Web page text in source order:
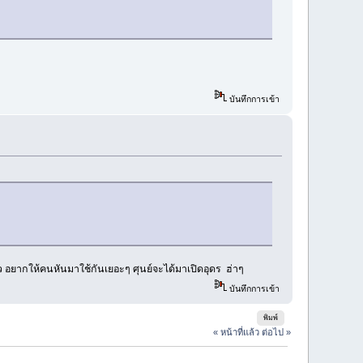
บันทึกการเข้า
ยากให้คนหันมาใช้กันเยอะๆ ศุนย์จะได้มาเปิดอุดร ฮ่าๆ
บันทึกการเข้า
พิมพ์
« หน้าที่แล้ว ต่อไป »